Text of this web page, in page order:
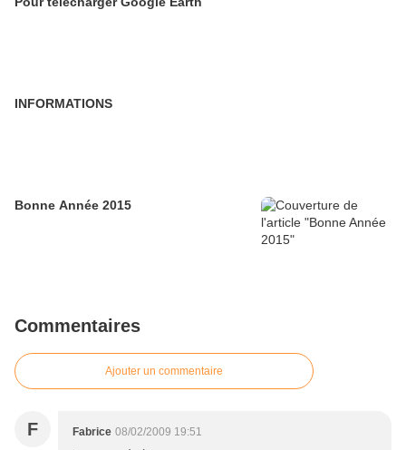
INFORMATIONS
Bonne Année 2015
Commentaires
Ajouter un commentaire
F Fabrice 08/02/2009 19:51